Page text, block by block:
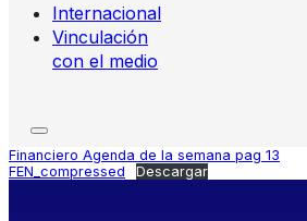
Internacional
Vinculación
con el medio
Financiero Agenda de la semana pag 13
FEN_compressed
Descargar